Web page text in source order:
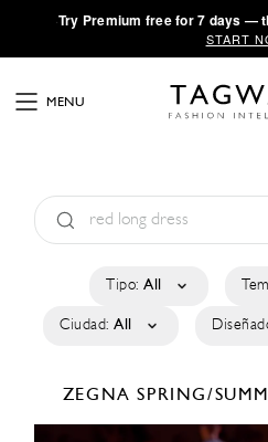
·Try Premium free for 7 days —
START
MENU
Tipo: All
Ciudad: All
ZEGNASPRING/